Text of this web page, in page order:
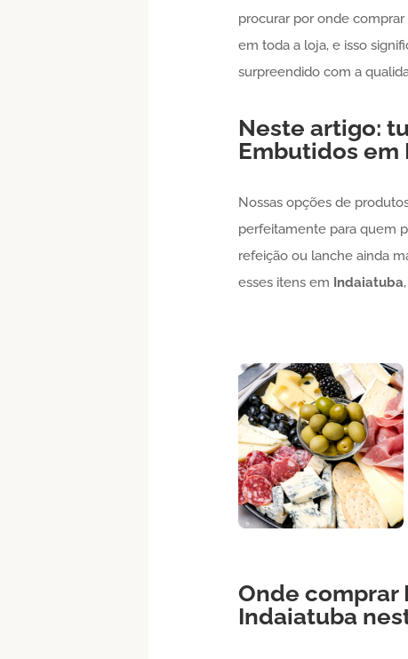
procurar por onde comprar
em toda a loja, e isso
surpreendido com a
Neste artigo:
Embutidos em
Nossas opções de
perfeitamente para quem
refeição ou lanche ainda
esses itens em Indaiatuba
Onde comprar
Indaiatuba